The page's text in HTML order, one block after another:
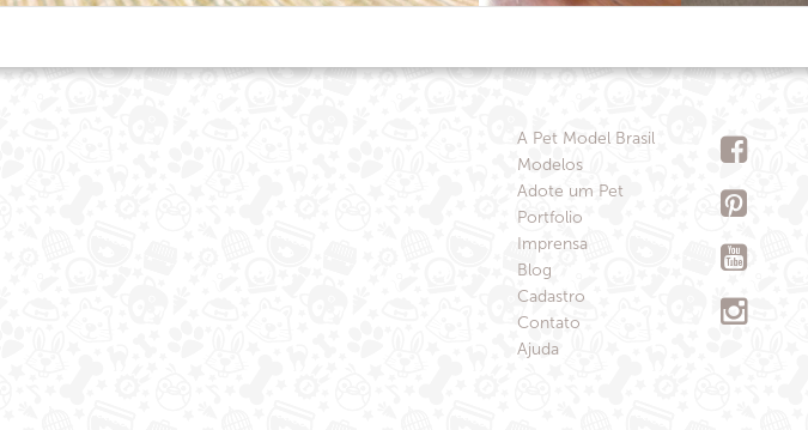
A Pet Model Brasil
Modelos
Adote um Pet
Portfolio
Imprensa
Blog
Cadastro
Contato
Ajuda